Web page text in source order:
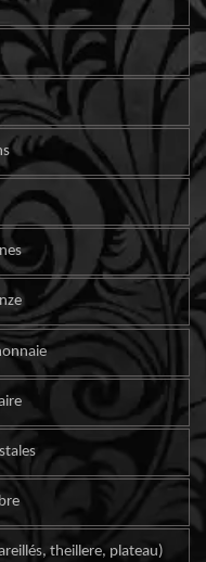
theillere, plateau)